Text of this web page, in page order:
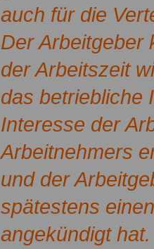
auch für die
Der Arbeitgeber
der Arbeitszeit
das betriebliche
Interesse der
Arbeitnehmers
und der
spätestens
angekündigt